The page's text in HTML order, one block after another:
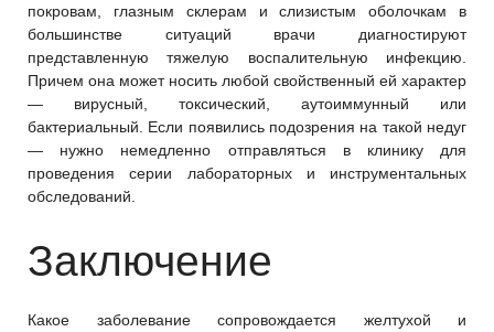
покровам, глазным склерам и слизистым оболочкам в
большинстве ситуаций врачи диагностируют
представленную тяжелую воспалительную инфекцию.
Причем она может носить любой свойственный ей характер
— вирусный, токсический, аутоиммунный или
бактериальный. Если появились подозрения на такой недуг
— нужно немедленно отправляться в клинику для
проведения серии лабораторных и инструментальных
обследований.
Заключение
Какое заболевание сопровождается желтухой и